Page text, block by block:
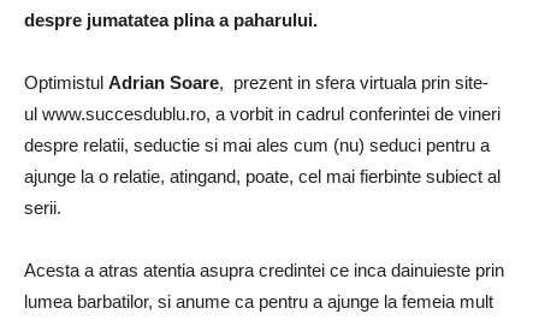
despre jumatatea plina a paharului.
Optimistul Adrian Soare, prezent in sfera virtuala prin site-
ul www.succesdublu.ro, a vorbit in cadrul conferintei de vineri
despre relatii, seductie si mai ales cum (nu) seduci pentru a
ajunge la o relatie, atingand, poate, cel mai fierbinte subiect al
serii.
Acesta a atras atentia asupra credintei ce inca dainuieste prin
lumea barbatilor, si anume ca pentru a ajunge la femeia mult